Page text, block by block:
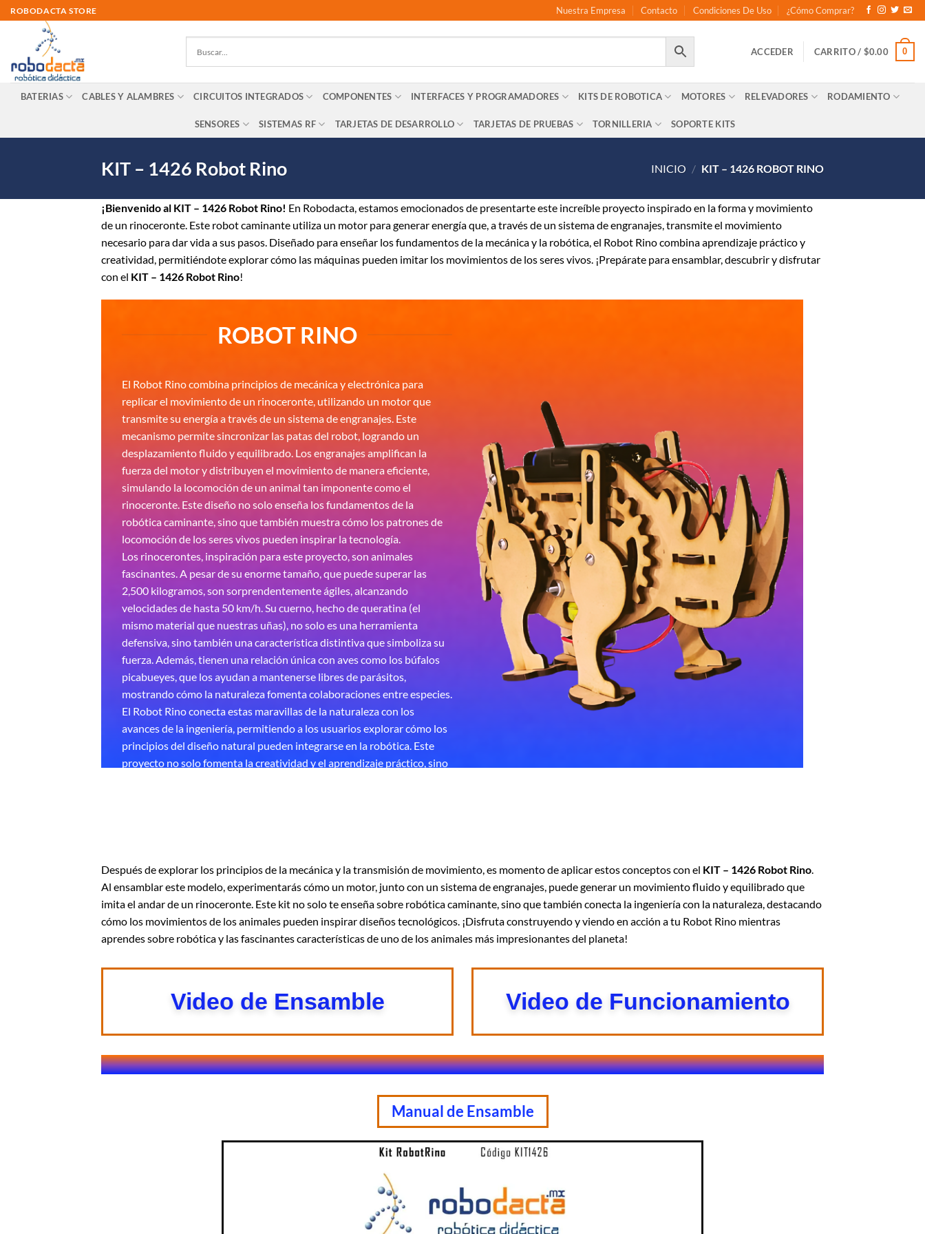
Skip
to
ROBODACTA STORE Nuestra Empresa Contacto Condiciones De Uso ¿Cómo Comprar?
ACCEDER CARRITO / $0.00 0
BATERIAS CABLES Y ALAMBRES CIRCUITOS INTEGRADOS COMPONENTES INTERFACES Y PROGRAMADORES KITS DE ROBOTICA MOTORES RELEVADORES RODAMIENTO
SENSORES SISTEMAS RF TARJETAS DE DESARROLLO TARJETAS DE PRUEBAS TORNILLERIA SOPORTE KITS
KIT – 1426 Robot Rino INICIO / KIT – 1426 ROBOT RINO
¡Bienvenido al KIT – 1426 Robot Rino! En Robodacta, estamos emocionados de presentarte este increíble proyecto inspirado en la forma y movimiento
de un rinoceronte. Este robot caminante utiliza un motor para generar energía que, a través de un sistema de engranajes, transmite el movimiento
necesario para dar vida a sus pasos. Diseñado para enseñar los fundamentos de la mecánica y la robótica, el Robot Rino combina aprendizaje práctico y
creatividad, permitiéndote explorar cómo las máquinas pueden imitar los movimientos de los seres vivos. ¡Prepárate para ensamblar, descubrir y disfrutar
con el KIT – 1426 Robot Rino!
ROBOT RINO
El Robot Rino combina principios de mecánica y electrónica para
replicar el movimiento de un rinoceronte, utilizando un motor que
transmite su energía a través de un sistema de engranajes. Este
mecanismo permite sincronizar las patas del robot, logrando un
desplazamiento fluido y equilibrado. Los engranajes amplifican la
fuerza del motor y distribuyen el movimiento de manera eficiente,
simulando la locomoción de un animal tan imponente como el
rinoceronte. Este diseño no solo enseña los fundamentos de la
robótica caminante, sino que también muestra cómo los patrones de
locomoción de los seres vivos pueden inspirar la tecnología.
Los rinocerontes, inspiración para este proyecto, son animales
fascinantes. A pesar de su enorme tamaño, que puede superar las
2,500 kilogramos, son sorprendentemente ágiles, alcanzando
velocidades de hasta 50 km/h. Su cuerno, hecho de queratina (el
mismo material que nuestras uñas), no solo es una herramienta
defensiva, sino también una característica distintiva que simboliza su
fuerza. Además, tienen una relación única con aves como los búfalos
picabueyes, que los ayudan a mantenerse libres de parásitos,
mostrando cómo la naturaleza fomenta colaboraciones entre especies.
El Robot Rino conecta estas maravillas de la naturaleza con los
avances de la ingeniería, permitiendo a los usuarios explorar cómo los
principios del diseño natural pueden integrarse en la robótica. Este
proyecto no solo fomenta la creatividad y el aprendizaje práctico, sino
Después de explorar los principios de la mecánica y la transmisión de movimiento, es momento de aplicar estos conceptos con el KIT – 1426 Robot Rino.
Al ensamblar este modelo, experimentarás cómo un motor, junto con un sistema de engranajes, puede generar un movimiento fluido y equilibrado que
imita el andar de un rinoceronte. Este kit no solo te enseña sobre robótica caminante, sino que también conecta la ingeniería con la naturaleza, destacando
cómo los movimientos de los animales pueden inspirar diseños tecnológicos. ¡Disfruta construyendo y viendo en acción a tu Robot Rino mientras
aprendes sobre robótica y las fascinantes características de uno de los animales más impresionantes del planeta!
Video de Ensamble Video de Funcionamiento
Manual de Ensamble